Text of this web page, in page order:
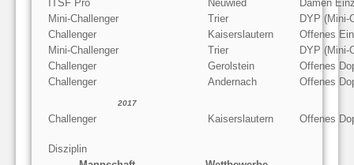
ITSF Pro
Neuwied
Damen
Mini-Challenger
Trier
DYP (Mini-
Challenger
Kaiserslautern
Offenes
Mini-Challenger
Trier
DYP (Mini-
Challenger
Gerolstein
Offenes
Challenger
Andernach Offenes
2017
Challenger Kaiserslautern Offenes
Disziplin